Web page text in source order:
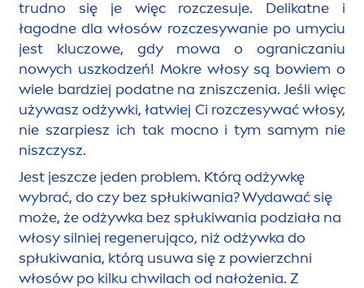
trudno się je więc rozczesuje. Delikatne i
łagodne dla włosów rozczesywanie po umyciu
jest kluczowe, gdy mowa o ograniczaniu
nowych uszkodzeń! Mokre włosy są bowiem o
wiele bardziej podatne na zniszczenia. Jeśli więc
używasz odżywki, łatwiej Ci rozczesywać włosy,
nie szarpiesz ich tak mocno i tym samym nie
niszczysz.
Jest jeszcze jeden problem. Którą odżywkę
wybrać, do czy bez spłukiwania? Wydawać się
może, że odżywka bez spłukiwania podziała na
włosy silniej regenerująco, niż odżywka do
spłukiwania, którą usuwa się z powierzchni
włosów po kilku chwilach od nałożenia. Z